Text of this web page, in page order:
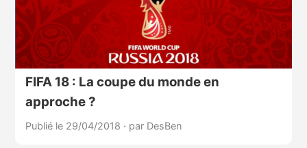
FIFA 18 : La coupe du monde en
approche ?
Publié le 29/04/2018 · par DesBen